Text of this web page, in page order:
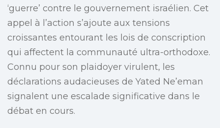
‘guerre’ contre le gouvernement israélien. Cet
appel à l’action s’ajoute aux tensions
croissantes entourant les lois de conscription
qui affectent la communauté ultra-orthodoxe.
Connu pour son plaidoyer virulent, les
déclarations audacieuses de Yated Ne’eman
signalent une escalade significative dans le
débat en cours.